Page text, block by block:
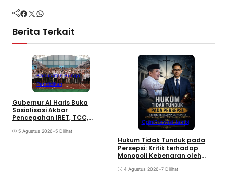
Facebook Twitter WhatsApp
Berita Terkait
Kabupaten Bungo
Pendidikan
Gubernur Al Haris Buka
Sosialisasi Akbar
Pencegahan IRET, TCC,
Narkoba di Bungo
5 Agustus 2026•5 Dilihat
OpiniProvinsi Jambi
Hukum Tidak Tunduk pada
Persepsi: Kritik terhadap
Monopoli Kebenaran oleh
4 Agustus 2026•7 Dilihat